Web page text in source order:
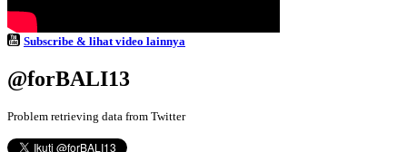
Subscribe & lihat video lainnya
@forBALI13
Problem retrieving data from Twitter